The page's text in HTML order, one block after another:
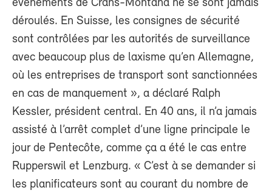
événements de Crans-Montana ne se sont jamais
déroulés. En Suisse, les consignes de sécurité
sont contrôlées par les autorités de surveillance
avec beaucoup plus de laxisme qu’en Allemagne,
où les entreprises de transport sont sanctionnées
en cas de manquement », a déclaré Ralph
Kessler, président central. En 40 ans, il n’a jamais
assisté à l’arrêt complet d’une ligne principale le
jour de Pentecôte, comme ça a été le cas entre
Rupperswil et Lenzburg. « C’est à se demander si
les planificateurs sont au courant du nombre de